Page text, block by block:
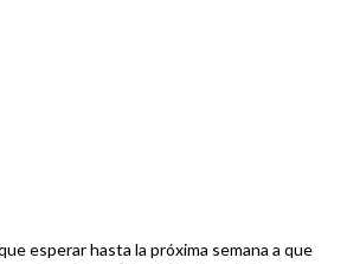
esperar hasta la próxima semana a que